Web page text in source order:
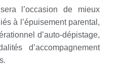
l’occasion de mieux
à l’épuisement parental,
d’auto-dépistage,
d’accompagnement